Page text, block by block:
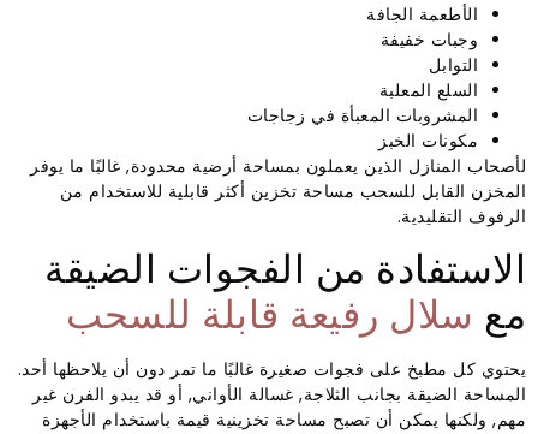
الأطعمة الجافة
وجبات خفيفة
التوابل
السلع المعلبة
المشروبات المعبأة في زجاجات
مكونات الخبز
لأصحاب المنازل الذين يعملون بمساحة أرضية محدودة, غالبًا ما يوفر
المخزن القابل للسحب مساحة تخزين أكثر قابلية للاستخدام من
الرفوف التقليدية.
الاستفادة من الفجوات الضيقة
مع سلال رفيعة قابلة للسحب
يحتوي كل مطبخ على فجوات صغيرة غالبًا ما تمر دون أن يلاحظها أحد.
المساحة الضيقة بجانب الثلاجة, غسالة الأواني, أو قد يبدو الفرن غير
مهم, ولكنها يمكن أن تصبح مساحة تخزينية قيمة باستخدام الأجهزة